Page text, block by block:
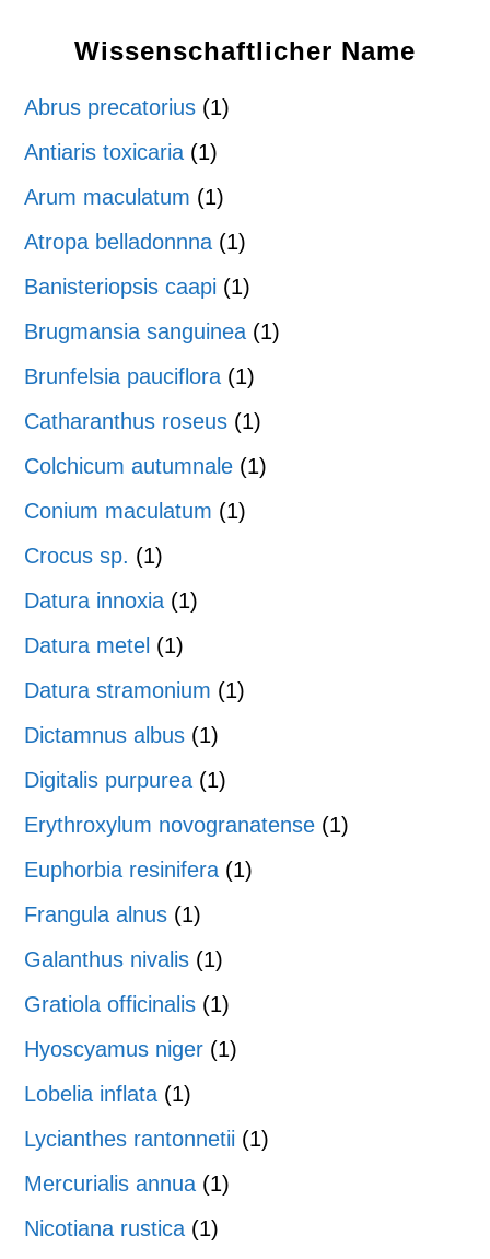
Wissenschaftlicher Name
Abrus precatorius (1)
Antiaris toxicaria (1)
Arum maculatum (1)
Atropa belladonnna (1)
Banisteriopsis caapi (1)
Brugmansia sanguinea (1)
Brunfelsia pauciflora (1)
Catharanthus roseus (1)
Colchicum autumnale (1)
Conium maculatum (1)
Crocus sp. (1)
Datura innoxia (1)
Datura metel (1)
Datura stramonium (1)
Dictamnus albus (1)
Digitalis purpurea (1)
Erythroxylum novogranatense (1)
Euphorbia resinifera (1)
Frangula alnus (1)
Galanthus nivalis (1)
Gratiola officinalis (1)
Hyoscyamus niger (1)
Lobelia inflata (1)
Lycianthes rantonnetii (1)
Mercurialis annua (1)
Nicotiana rustica (1)